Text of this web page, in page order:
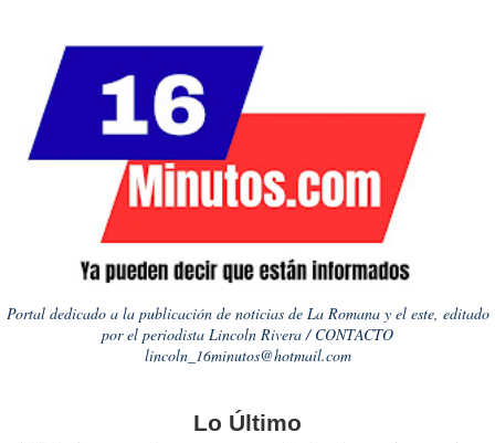
Portal dedicado a la publicación de noticias de La Romana y el este, editado
por el periodista Lincoln Rivera / CONTACTO
lincoln_16minutos@hotmail.com
Lo Último